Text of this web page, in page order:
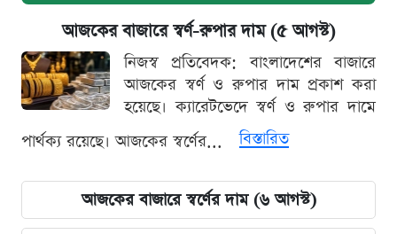
আজকের বাজারে স্বর্ণ-রুপার দাম (৫ আগস্ট)
নিজস্ব প্রতিবেদক: বাংলাদেশের বাজারে
আজকের স্বর্ণ ও রুপার দাম প্রকাশ করা
হয়েছে। ক্যারেটভেদে স্বর্ণ ও রুপার দামে
পার্থক্য রয়েছে। আজকের স্বর্ণের...
বিস্তারিত
আজকের বাজারে স্বর্ণের দাম (৬ আগস্ট)